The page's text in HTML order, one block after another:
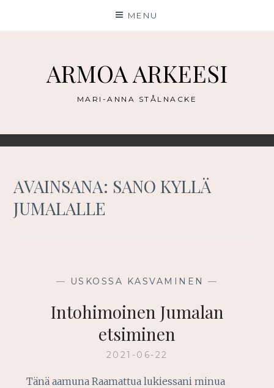
MENU
ARMOA ARKEESI
MARI-ANNA STÅLNACKE
AVAINSANA: SANO KYLLÄ
JUMALALLE
— USKOSSA KASVAMINEN —
Intohimoinen Jumalan
etsiminen
2021-06-22
Tänä aamuna Raamattua lukiessani minua